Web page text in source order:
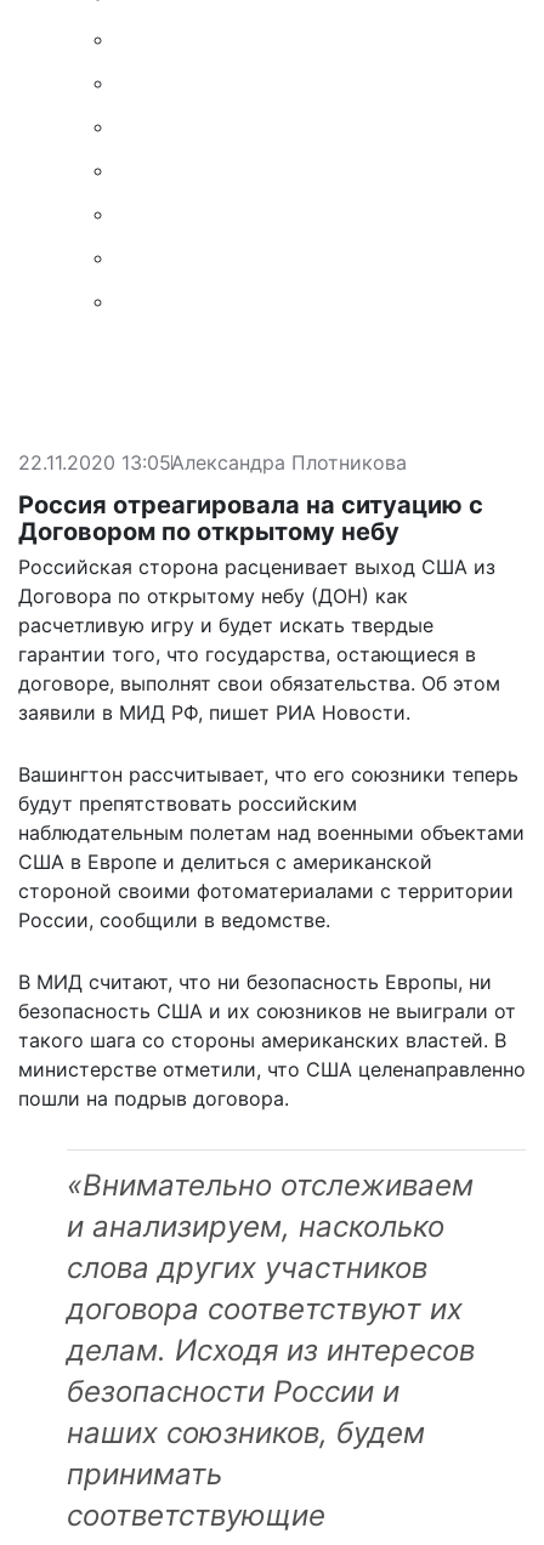
22.11.2020 13:05Александра Плотникова
Россия отреагировала на ситуацию с
Договором по открытому небу
Российская сторона расценивает выход США из
Договора по открытому небу (ДОН) как
расчетливую игру и будет искать твердые
гарантии того, что государства, остающиеся в
договоре, выполнят свои обязательства. Об этом
заявили в МИД РФ, пишет РИА Новости.
Вашингтон рассчитывает, что его союзники теперь
будут препятствовать российским
наблюдательным полетам над военными объектами
США в Европе и делиться с американской
стороной своими фотоматериалами с территории
России, сообщили в ведомстве.
В МИД считают, что ни безопасность Европы, ни
безопасность США и их союзников не выиграли от
такого шага со стороны американских властей. В
министерстве отметили, что США целенаправленно
пошли на подрыв договора.
«Внимательно отслеживаем
и анализируем, насколько
слова других участников
договора соответствуют их
делам. Исходя из интересов
безопасности России и
наших союзников, будем
принимать
соответствующие